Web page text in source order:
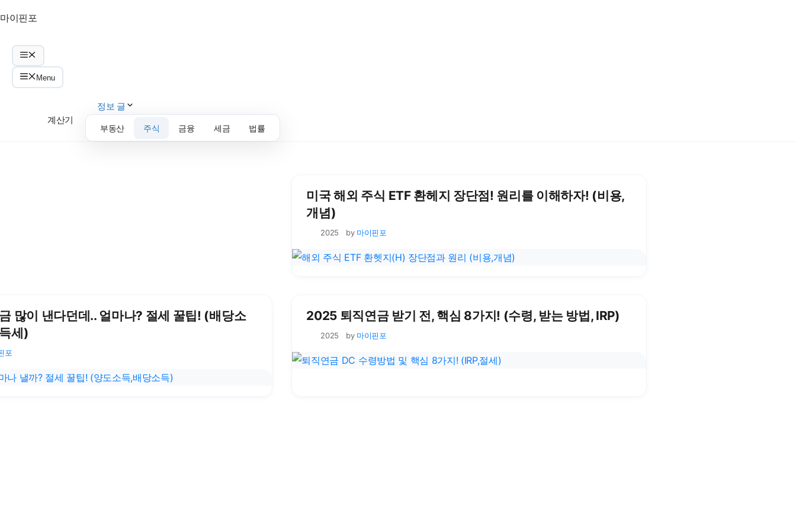
Skip
content
마이핀포
Menu
Menu
계산기
정보 글
부동산 주식 금융 세금 법률
미국 해외 주식 ETF 환헤지 장단점! 원리를 이해하자! (비용,
개념)
by 마이핀포
많이 낸다던데.. 얼마나? 절세 꿀팁! (배당소
세)
포
2025 퇴직연금 받기 전, 핵심 8가지! (수령, 받는 방법, IRP)
by 마이핀포